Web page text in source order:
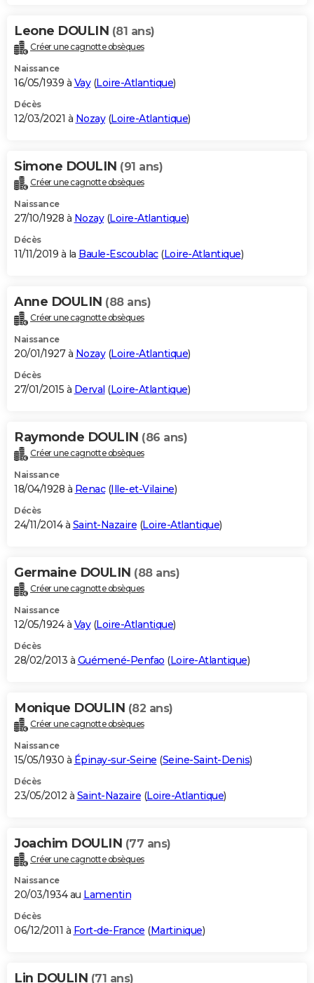
Leone DOULIN (81 ans)
Créer une cagnotte obsèques
Naissance
16/05/1939 à Vay(Loire-Atlantique)
Décès
12/03/2021 à Nozay(Loire-Atlantique)
Simone DOULIN (91 ans)
Créer une cagnotte obsèques
Naissance
27/10/1928 à Nozay(Loire-Atlantique)
Décès
11/11/2019 à la Baule-Escoublac(Loire-Atlantique)
Anne DOULIN (88 ans)
Créer une cagnotte obsèques
Naissance
20/01/1927 à Nozay(Loire-Atlantique)
Décès
27/01/2015 à Derval (Loire-Atlantique)
Raymonde DOULIN (86 ans)
Créer une cagnotte obsèques
Naissance
18/04/1928 à Renac(Ille-et-Vilaine)
Décès
24/11/2014 à Saint-Nazaire (Loire-Atlantique)
Germaine DOULIN (88 ans)
Créer une cagnotte obsèques
Naissance
12/05/1924 à Vay(Loire-Atlantique)
Décès
28/02/2013 à Guémené-Penfao (Loire-Atlantique)
Monique DOULIN (82 ans)
Créer une cagnotte obsèques
Naissance
15/05/1930 à Épinay-sur-Seine (Seine-Saint-Denis)
Décès
23/05/2012 à Saint-Nazaire (Loire-Atlantique)
Joachim DOULIN (77 ans)
Créer une cagnotte obsèques
Naissance
20/03/1934 au Lamentin
Décès
06/12/2011 à Fort-de-France (Martinique)
Lin DOULIN (71 ans)